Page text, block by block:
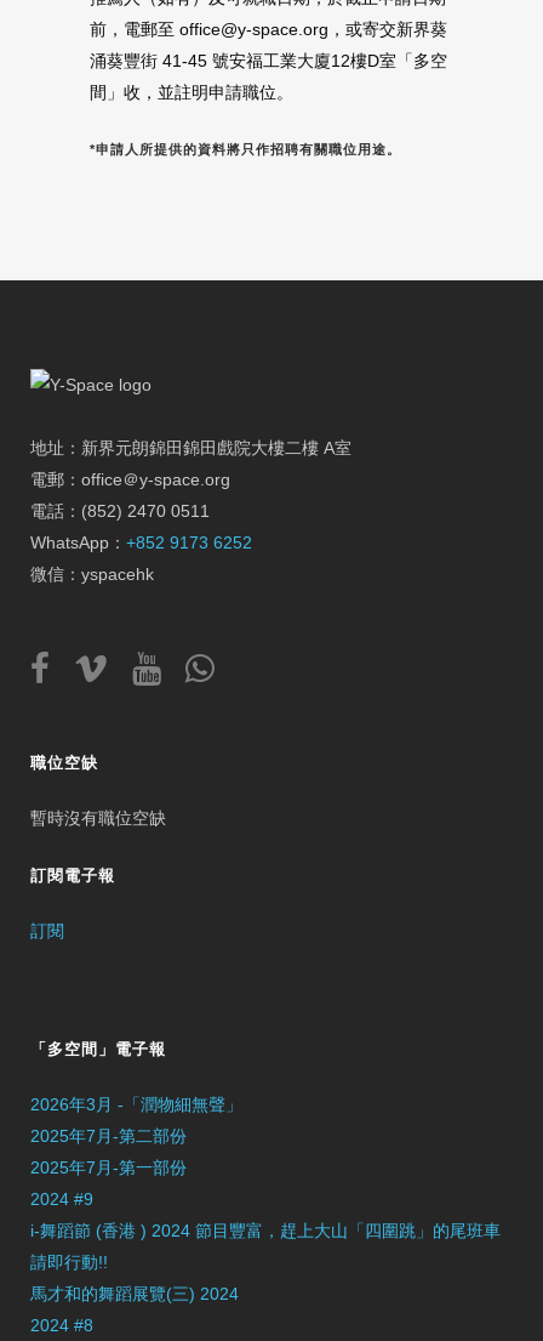
前，電郵至 office@y-space.org，或寄交新界葵
涌葵豐街 41-45 號安福工業大廈12樓D室「多空
間」收，並註明申請職位。
*申請人所提供的資料將只作招聘有關職位用途。
地址：新界元朗錦田錦田戲院大樓二樓 A室
電郵：office＠y-space.org
電話：(852) 2470 0511
WhatsApp： +852 9173 6252
微信：yspacehk
職位空缺
暫時沒有職位空缺
訂閱電子報
訂閱
「多空間」電子報
2026年3月 -「潤物細無聲」
2025年7月-第二部份
2025年7月-第一部份
2024 #9
i-舞蹈節 (香港 ) 2024 節目豐富，趕上大山「四圍跳」的尾班車
請即行動!!
馬才和的舞蹈展覽(三) 2024
2024 #8